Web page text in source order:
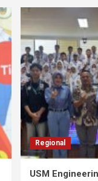
Regional
USM